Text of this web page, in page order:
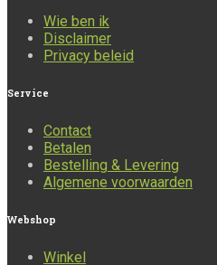
Wie ben ik
Disclaimer
Privacy beleid
Service
Contact
Betalen
Bestelling & Levering
Algemene voorwaarden
Webshop
Winkel